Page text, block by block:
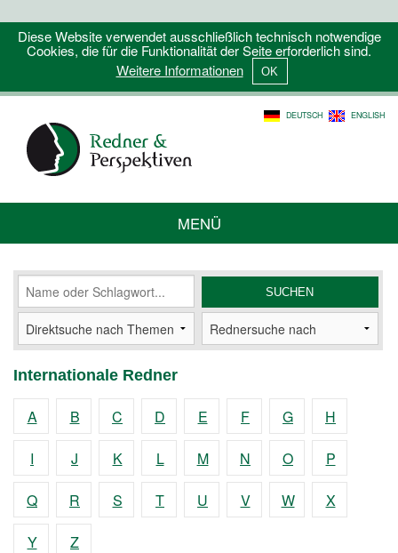
Diese Website verwendet ausschließlich technisch notwendige
Cookies, die für die Funktionalität der Seite erforderlich sind.
Weitere Informationen
DEUTSCH ENGLISH
MENÜ
Internationale Redner
A B C D E F G H
I J K L M N O P
Q R S T U V W X
Y Z